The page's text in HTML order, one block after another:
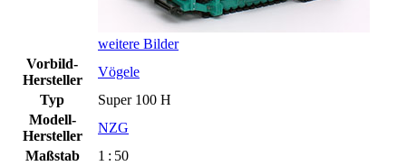
weitere Bilder
Vorbild-
Hersteller
Vögele
Typ
Super 100 H
Modell-
Hersteller
NZG
Maßstab
1 : 50